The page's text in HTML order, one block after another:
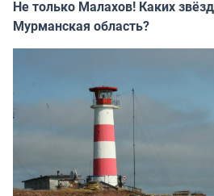
Не только Малахов! Каких
Мурманская область?